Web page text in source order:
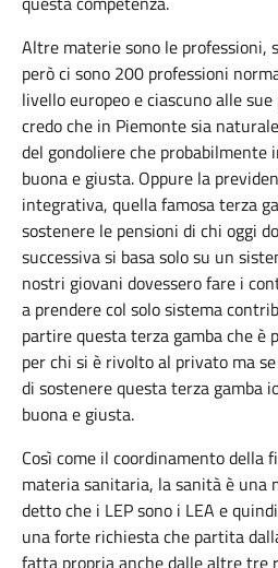
Altre materie sono le professioni,
però ci sono 200 professioni
livello europeo e ciascuno alle
credo che in Piemonte sia
del gondoliere che probabilmente
buona e giusta. Oppure la
integrativa, quella famosa terza
sostenere le pensioni di chi oggi
successiva si basa solo su un
nostri giovani dovessero fare i
a prendere col solo sistema
partire questa terza gamba che è
per chi si è rivolto al privato ma
di sostenere questa terza gamba
buona e giusta.
Così come il coordinamento della
materia sanitaria, la sanità è una
detto che i LEP sono i LEA e
una forte richiesta che partita
fatta propria anche dalle altre tre